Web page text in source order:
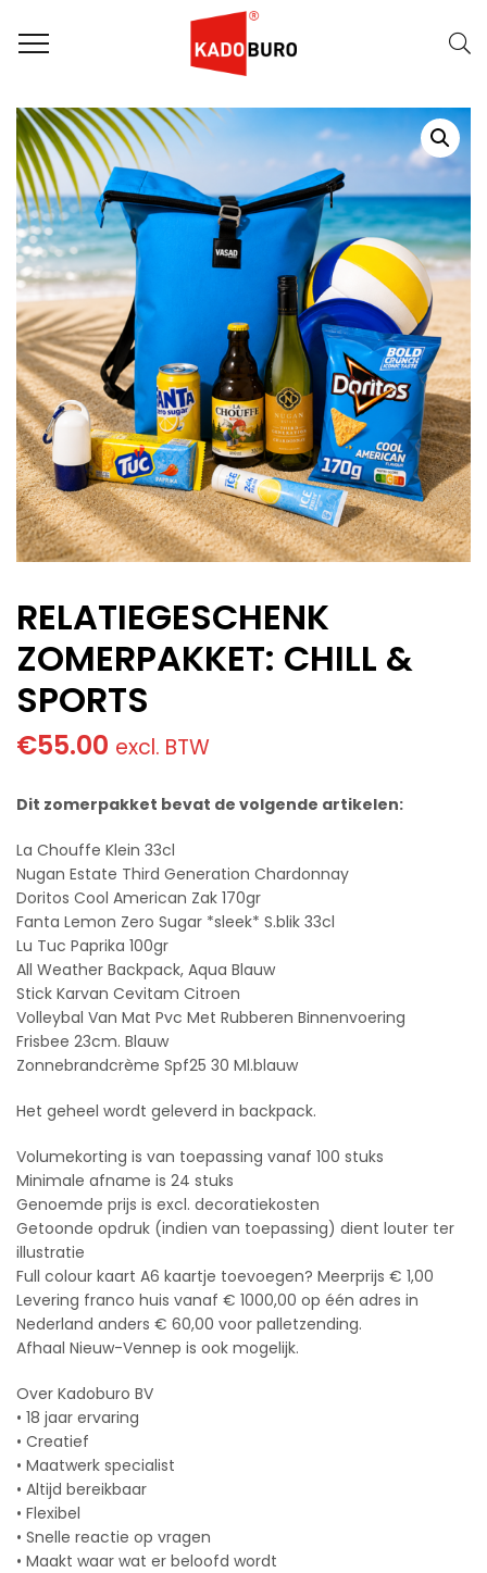
Home
Zomerpakketten
RELATIEGESCHENK ZOMERPAKKET: CHILL & SPORTS
RELATIEGESCHENK
ZOMERPAKKET: CHILL &
SPORTS
€55.00 excl. BTW
Dit zomerpakket bevat de volgende artikelen:
La Chouffe Klein 33cl
Nugan Estate Third Generation Chardonnay
Doritos Cool American Zak 170gr
Fanta Lemon Zero Sugar *sleek* S.blik 33cl
Lu Tuc Paprika 100gr
All Weather Backpack, Aqua Blauw
Stick Karvan Cevitam Citroen
Volleybal Van Mat Pvc Met Rubberen Binnenvoering
Frisbee 23cm. Blauw
Zonnebrandcrème Spf25 30 Ml.blauw
Het geheel wordt geleverd in backpack.
Volumekorting is van toepassing vanaf 100 stuks
Minimale afname is 24 stuks
Genoemde prijs is excl. decoratiekosten
Getoonde opdruk (indien van toepassing) dient louter ter
illustratie
Full colour kaart A6 kaartje toevoegen? Meerprijs € 1,00
Levering franco huis vanaf € 1000,00 op één adres in
Nederland anders € 60,00 voor palletzending.
Afhaal Nieuw-Vennep is ook mogelijk.
Over Kadoburo BV
• 18 jaar ervaring
• Creatief
• Maatwerk specialist
• Altijd bereikbaar
• Flexibel
• Snelle reactie op vragen
• Maakt waar wat er beloofd wordt